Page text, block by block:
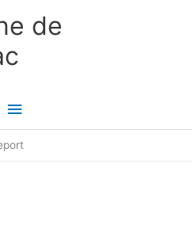
de
Menu
principal